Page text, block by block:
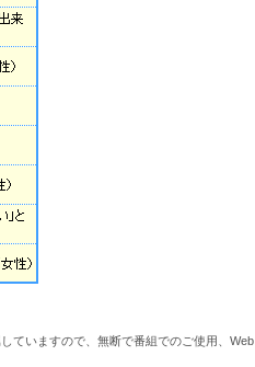
ていますので、無断で番組でのご使用、Web